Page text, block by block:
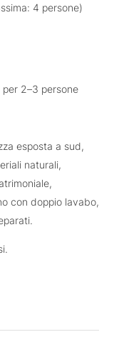
4 persone)
per 2–3 persone
esposta a sud,
naturali,
con doppio lavabo,